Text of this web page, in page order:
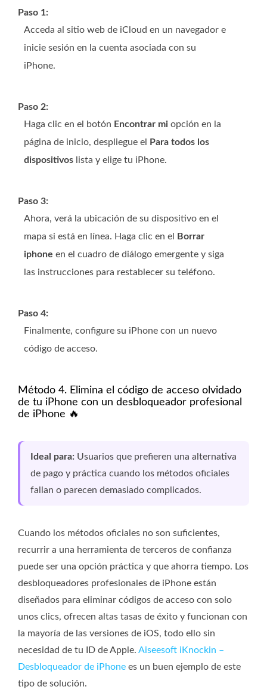
Paso 1:
Acceda al sitio web de iCloud en un navegador e
inicie sesión en la cuenta asociada con su
iPhone.
Paso 2:
Haga clic en el botón Encontrar mi opción en la
página de inicio, despliegue el
Para todos los
dispositivos lista y elige tu iPhone.
Paso 3:
Ahora, verá la ubicación de su dispositivo en el
mapa si está en línea. Haga clic en el
Borrar
iphone en el cuadro de diálogo emergente y siga
las instrucciones para restablecer su teléfono.
Paso 4:
Finalmente, configure su iPhone con un nuevo
código de acceso.
Método 4. Elimina el código de acceso olvidado
de tu iPhone con un desbloqueador profesional
de iPhone 🔥
Ideal para: Usuarios que prefieren una alternativa
de pago y práctica cuando los métodos oficiales
fallan o parecen demasiado complicados.
Cuando los métodos oficiales no son suficientes,
recurrir a una herramienta de terceros de confianza
puede ser una opción práctica y que ahorra tiempo. Los
desbloqueadores profesionales de iPhone están
diseñados para eliminar códigos de acceso con solo
unos clics, ofrecen altas tasas de éxito y funcionan con
la mayoría de las versiones de iOS, todo ello sin
necesidad de tu ID de Apple. Aiseesoft iKnockin –
Desbloqueador de iPhone es un buen ejemplo de este
tipo de solución.